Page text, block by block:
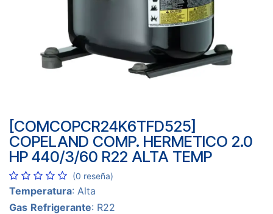
[COMCOPCR24K6TFD525]
COPELAND COMP. HERMETICO 2.0
HP 440/3/60 R22 ALTA TEMP
(0 reseña)
Temperatura: Alta
Gas Refrigerante: R22